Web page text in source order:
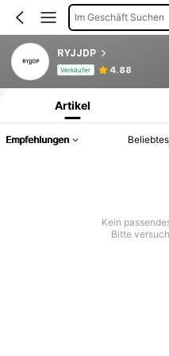
Im Geschäft Suchen
RYJJDP
Verkäufer 4.88
Produktinformation: Preisangabe,
Artikel
Empfehlungen
Kein
Bitte